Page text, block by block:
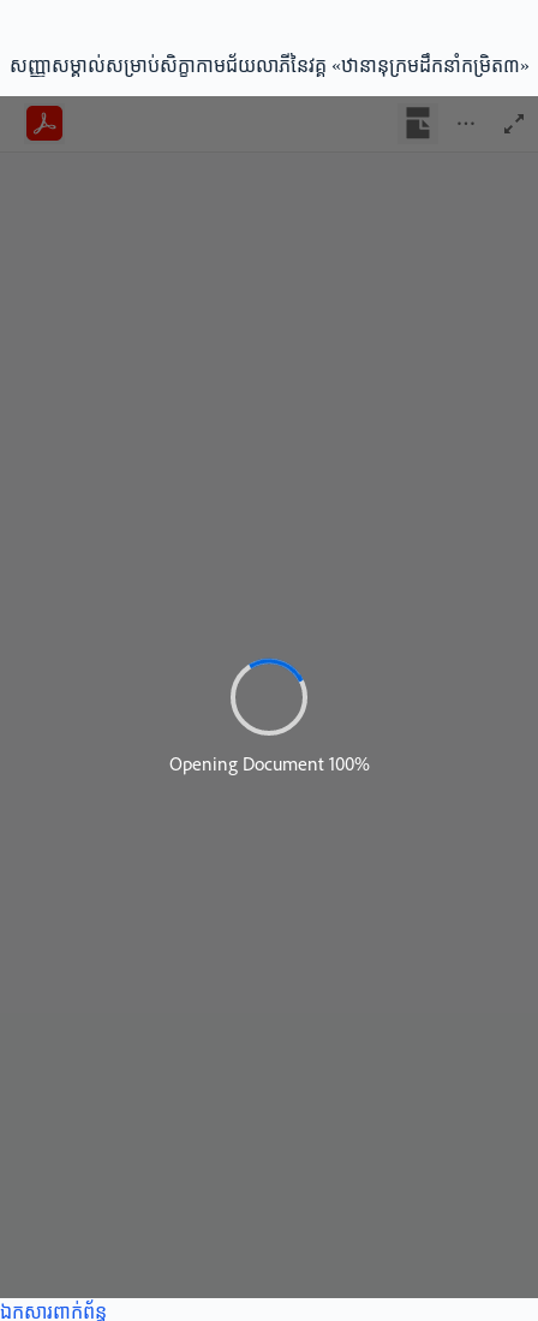
សញ្ញាសម្គាល់សម្រាប់សិក្ខាកាមជ័យលាភីនៃវគ្គ «ឋានានុក្រមដឹកនាំកម្រិត៣»
ឯកសារពាក់ព័ន្ធ